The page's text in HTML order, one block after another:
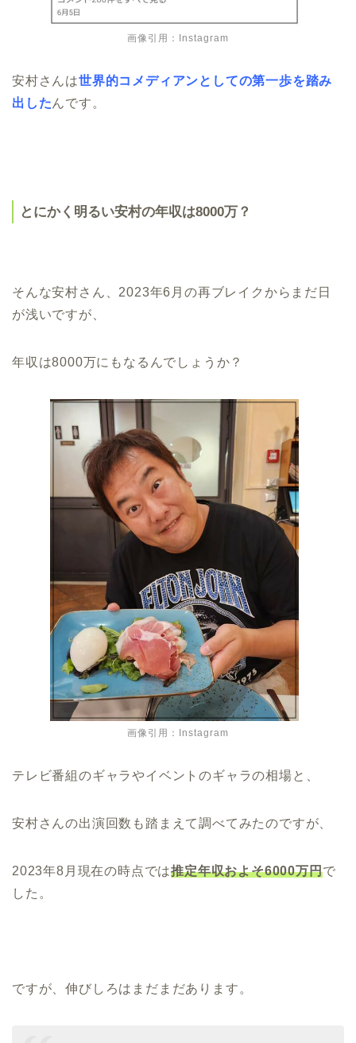
画像引用：Instagram
安村さんは世界的コメディアンとしての第一歩を踏み
出したんです。
とにかく明るい安村の年収は8000万？
そんな安村さん、2023年6月の再ブレイクからまだ日
が浅いですが、
年収は8000万にもなるんでしょうか？
画像引用：Instagram
テレビ番組のギャラやイベントのギャラの相場と、
安村さんの出演回数も踏まえて調べてみたのですが、
2023年8月現在の時点では推定年収およそ6000万円で
した。
ですが、伸びしろはまだまだあります。